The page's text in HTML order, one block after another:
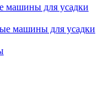
машины для усадки
машины для усадки